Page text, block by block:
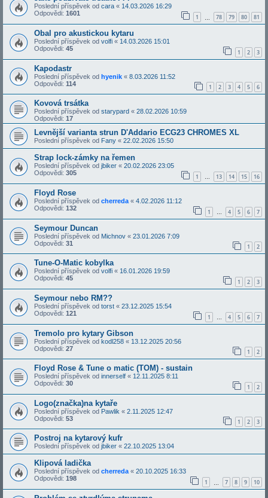
Poslední příspěvek od cara « 14.03.2026 16:29
Odpovědi: 1601 1 78 79 80 81
Obal pro akustickou kytaru
Poslední příspěvek od volfi « 14.03.2026 15:01
Odpovědi: 45 1 2 3
Kapodastr
Poslední příspěvek od hyenik « 8.03.2026 11:52
Odpovědi: 114 1 2 3 4 5 6
Kovová trsátka
Poslední příspěvek od starypard « 28.02.2026 10:59
Odpovědi: 17
Levnější varianta strun D'Addario ECG23 CHROMES XL
Poslední příspěvek od Fany « 22.02.2026 15:50
Strap lock-zámky na řemen
Poslední příspěvek od jbiker « 20.02.2026 23:05
Odpovědi: 305 1 … 13 14 15 16
Floyd Rose
Poslední příspěvek od cherreda « 4.02.2026 11:12
Odpovědi: 132 1 … 4 5 6 7
Seymour Duncan
Poslední příspěvek od Michnov « 23.01.2026 7:09
Odpovědi: 31 1 2
Tune-O-Matic kobylka
Poslední příspěvek od volfi « 16.01.2026 19:59
Odpovědi: 45 1 2 3
Seymour nebo RM??
Poslední příspěvek od torst « 23.12.2025 15:54
Odpovědi: 121 1 4 5 6 7
Tremolo pro kytary Gibson
Poslední příspěvek od kodl258 « 13.12.2025 20:56
Odpovědi: 27 1 2
Floyd Rose & Tune o matic (TOM) - sustain
Poslední příspěvek od innerself « 12.11.2025 8:11
Odpovědi: 30 1 2
Logo(značka)na kytaře
Poslední příspěvek od Pawlik « 2.11.2025 12:47
Odpovědi: 53 1 2 3
Postroj na kytarový kufr
Poslední příspěvek od jbiker « 22.10.2025 13:04
Klipová ladička
Poslední příspěvek od cherreda« 20.10.2025 16:33
Odpovědi: 198 1 7 8 9 10